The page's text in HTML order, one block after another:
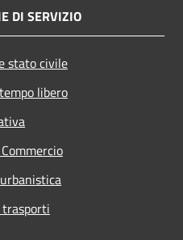
DI SERVIZIO
stato civile
libero